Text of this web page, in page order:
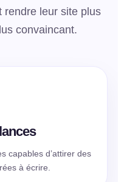
rendre leur site plus
convaincant.
capables d’attirer des
à écrire.